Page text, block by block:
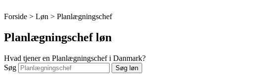
Forside > Løn > Planlægningschef
Planlægningschef løn
Hvad tjener en Planlægningschef i Danmark?
Søg
Søg løn